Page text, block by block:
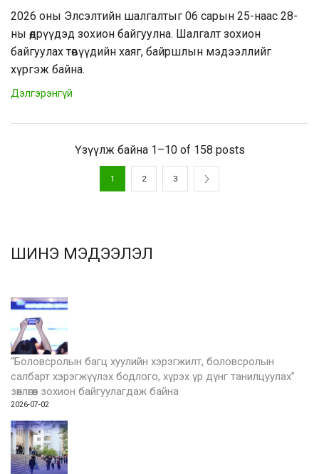
2026 оны Элсэлтийн шалгалтыг 06 сарын 25-наас 28-
ны өдрүүдэд зохион байгуулна. Шалгалт зохион
байгуулах төвүүдийн хаяг, байршлын мэдээллийг
хүргэж байна.
Дэлгэрэнгүй
Үзүүлж байна 1–10 of 158 posts
1 2 3
ШИНЭ МЭДЭЭЛЭЛ
“Боловсролын багц хуулийн хэрэгжилт, боловсролын
салбарт хэрэгжүүлэх бодлого, хүрэх үр дүнг танилцуулах”
зөвлөгөөн зохион байгуулагдаж байна
2026-07-02